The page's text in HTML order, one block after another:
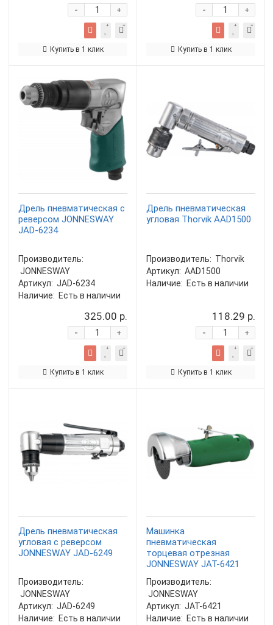
+
-
Купить в 1 клик
+
-
Купить в 1 клик
Дрель пневматическая с
реверсом JONNESWAY
JAD-6234
Производитель:
JONNESWAY
Артикул: JAD-6234
Наличие: Есть в наличии
325.00 р.
+
-
Купить в 1 клик
Дрель пневматическая
угловая Thorvik AAD1500
Производитель: Thorvik
Артикул: AAD1500
Наличие: Есть в наличии
118.29 р.
+
-
Купить в 1 клик
Дрель пневматическая
угловая с реверсом
JONNESWAY JAD-6249
Производитель:
JONNESWAY
Артикул: JAD-6249
Наличие: Есть в наличии
Машинка
пневматическая
торцевая отрезная
JONNESWAY JAT-6421
Производитель:
JONNESWAY
Артикул: JAT-6421
Наличие: Есть в наличии